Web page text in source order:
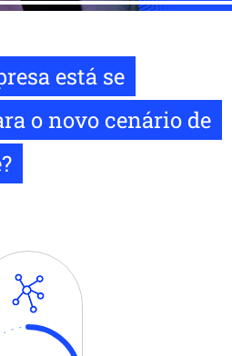
está se
o novo cenário de